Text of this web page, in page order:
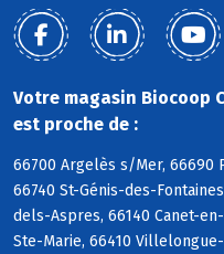
Votre magasin Biocoop
est proche de :
66700 Argelès s/Mer, 66690
66740 St-Génis-des-
dels-Aspres, 66140 Canet-
Ste-Marie, 66410